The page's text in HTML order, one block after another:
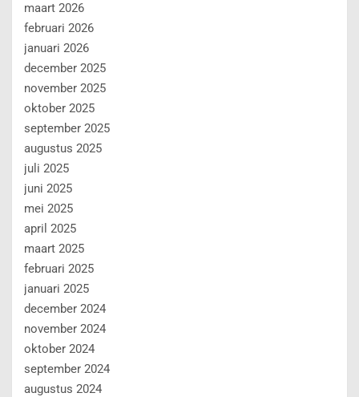
maart 2026
februari 2026
januari 2026
december 2025
november 2025
oktober 2025
september 2025
augustus 2025
juli 2025
juni 2025
mei 2025
april 2025
maart 2025
februari 2025
januari 2025
december 2024
november 2024
oktober 2024
september 2024
augustus 2024